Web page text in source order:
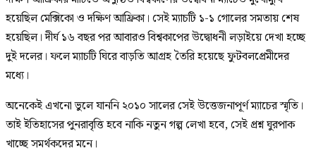
হয়েছিল মেক্সিকো ও দক্ষিণ আফ্রিকা। সেই ম্যাচটি ১-১ গোলের সমতায় শেষ
হয়েছিল। দীর্ঘ ১৬ বছর পর আবারও বিশ্বকাপের উদ্বোধনী লড়াইয়ে দেখা হচ্ছে
দুই দলের। ফলে ম্যাচটি ঘিরে বাড়তি আগ্রহ তৈরি হয়েছে ফুটবলপ্রেমীদের
মধ্যে।
অনেকেই এখনো ভুলে যাননি ২০১০ সালের সেই উত্তেজনাপূর্ণ ম্যাচের স্মৃতি।
তাই ইতিহাসের পুনরাবৃত্তি হবে নাকি নতুন গল্প লেখা হবে, সেই প্রশ্ন ঘুরপাক
খাচ্ছে সমর্থকদের মনে।